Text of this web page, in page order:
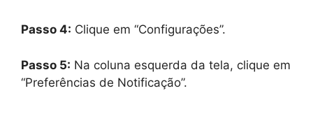
Passo 4: Clique em “Configurações”.
Passo 5: Na coluna esquerda da tela, clique em
“Preferências de Notificação”.